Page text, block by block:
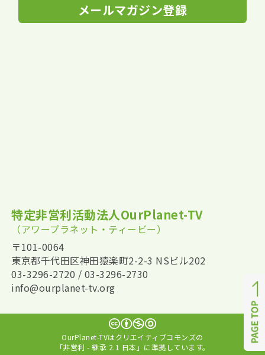
メールマガジン登録
特定非営利活動法人OurPlanet-TV
（アワープラネット・ティービー）
〒101-0064
東京都千代田区神田猿楽町2-2-3 NSビル202
03-3296-2720 / 03-3296-2730
info@ourplanet-tv.org
OurPlanet-TVはクリエイティブコモンズの
「非営利 - 継承 2.1 日本」に準拠しています。